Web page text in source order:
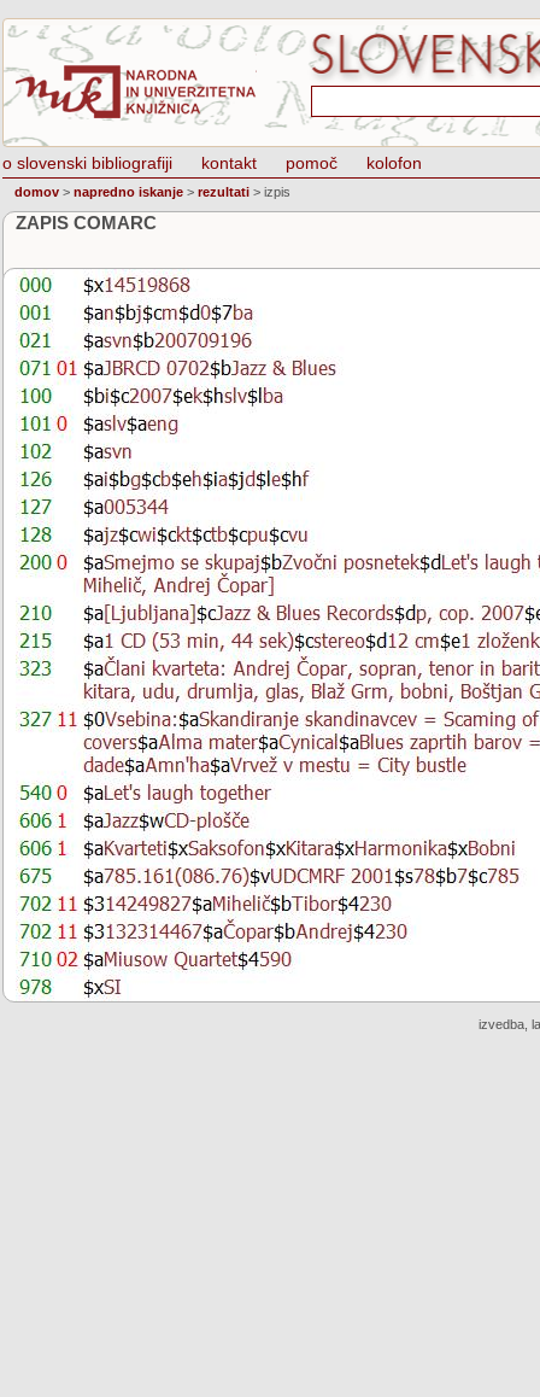
o slovenski bibliografiji kontakt pomoč kolofon
domov > napredno iskanje > rezultati > izpis
ZAPIS COMARC
izvedba,